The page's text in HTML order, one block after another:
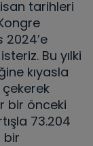
tarihleri
2024’e
Bu yılki
kıyasla
çekerek
bir önceki
73.204
bir